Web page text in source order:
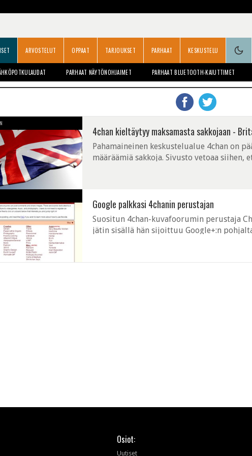
ARVOSTELUT OPPAAT TARJOUKSET PARHAAT KESKUSTELU
PARHAAT NÄYTÖNOHJAIMET PARHAAT BLUETOOTH-KAIUTTIMET
4chan kieltäytyy maksamasta sakkojaan -
Pahamaineinen keskustelualue 4chan on
määräämiä sakkoja. Sivusto vetoaa siihen,
Google palkkasi 4chanin perustajan
Suositun 4chan-kuvafoorumin perustaja
jätin sisällä hän sijoittuu Google+:n
Osiot:
Uutiset